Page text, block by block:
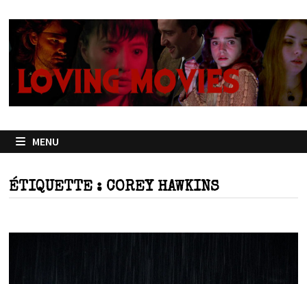
contenu
MENU
ÉTIQUETTE : COREY HAWKINS